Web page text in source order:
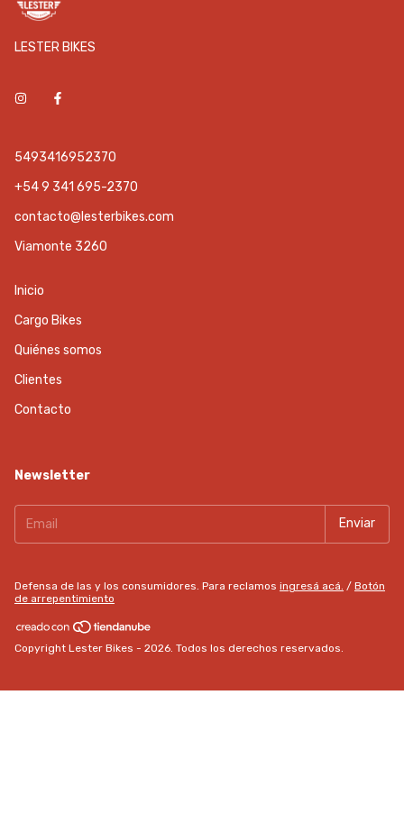
LESTER BIKES
5493416952370
+54 9 341 695-2370
contacto@lesterbikes.com
Viamonte 3260
Inicio
Cargo Bikes
Quiénes somos
Clientes
Contacto
Newsletter
Defensa de las y los consumidores. Para reclamos ingresá acá. / Botón
de arrepentimiento
Copyright Lester Bikes - 2026. Todos los derechos reservados.